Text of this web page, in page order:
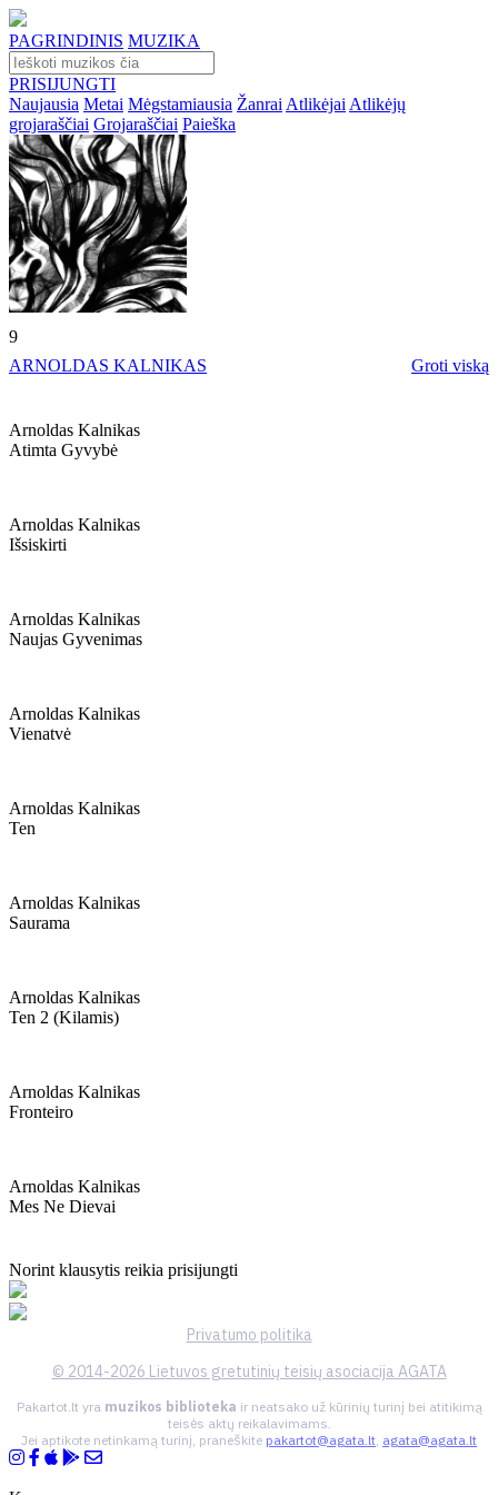
PAGRINDINIS MUZIKA
PRISIJUNGTI
Naujausia Metai Mėgstamiausia Žanrai Atlikėjai Atlikėjų
grojaraščiai Grojaraščiai Paieška
9
ARNOLDAS KALNIKAS
Groti viską
Arnoldas Kalnikas
Atimta Gyvybė
Arnoldas Kalnikas
Išsiskirti
Arnoldas Kalnikas
Naujas Gyvenimas
Arnoldas Kalnikas
Vienatvė
Arnoldas Kalnikas
Ten
Arnoldas Kalnikas
Saurama
Arnoldas Kalnikas
Ten 2 (kilamis)
Arnoldas Kalnikas
Fronteiro
Arnoldas Kalnikas
Mes Ne Dievai
Norint klausytis reikia prisijungti
Privatumo politika
© 2014-2026 Lietuvos gretutinių teisių asociacija AGATA
Pakartot.lt yra muzikos biblioteka ir neatsako už kūrinių turinį bei atitikimą
teisės aktų reikalavimams.
Jei aptikote netinkamą turinį, praneškite pakartot@agata.lt, agata@agata.lt